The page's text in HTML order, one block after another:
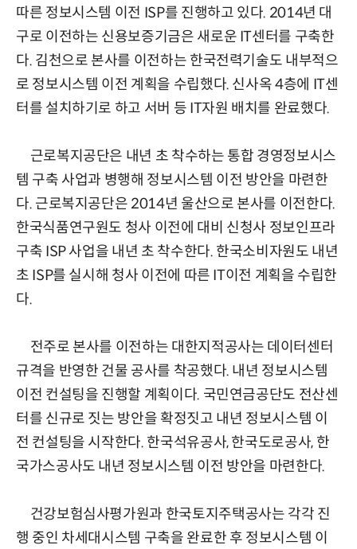
따른 정보시스템 이전 ISP를 진행하고 있다. 2014년 대
구로 이전하는 신용보증기금은 새로운 IT센터를 구축한
다. 김천으로 본사를 이전하는 한국전력기술도 내부적으
로 정보시스템 이전 계획을 수립했다. 신사옥 4층에 IT센
터를 설치하기로 하고 서버 등 IT자원 배치를 완료했다.
근로복지공단은 내년 초 착수하는 통합 경영정보시스
템 구축 사업과 병행해 정보시스템 이전 방안을 마련한
다. 근로복지공단은 2014년 울산으로 본사를 이전한다.
한국식품연구원도 청사 이전에 대비 신청사 정보인프라
구축 ISP 사업을 내년 초 착수한다. 한국소비자원도 내년
초 ISP를 실시해 청사 이전에 따른 IT이전 계획을 수립한
다.
전주로 본사를 이전하는 대한지적공사는 데이터센터
규격을 반영한 건물 공사를 착공했다. 내년 정보시스템
이전 컨설팅을 진행할 계획이다. 국민연금공단도 전산센
터를 신규로 짓는 방안을 확정짓고 내년 정보시스템 이
전 컨설팅을 시작한다. 한국석유공사, 한국도로공사, 한
국가스공사도 내년 정보시스템 이전 방안을 마련한다.
건강보험심사평가원과 한국토지주택공사는 각각 진
행 중인 차세대시스템 구축을 완료한 후 정보시스템 이